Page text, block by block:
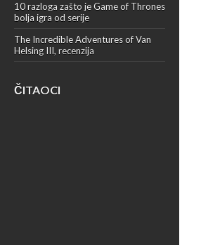
10 razloga zašto je Game of Thrones
bolja igra od serije
The Incredible Adventures of Van
Helsing III, recenzija
ČITAOCI